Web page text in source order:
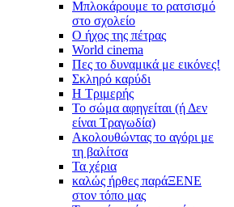
Μπλοκάρουμε το ρατσισμό
στο σχολείο
Ο ήχος της πέτρας
World cinema
Πες το δυναμικά με εικόνες!
Σκληρό καρύδι
Η Τριμερής
Το σώμα αφηγείται (ή Δεν
είναι Τραγωδία)
Ακολουθώντας το αγόρι με
τη βαλίτσα
Τα χέρια
καλώς ήρθες παράΞΕΝΕ
στον τόπο μας